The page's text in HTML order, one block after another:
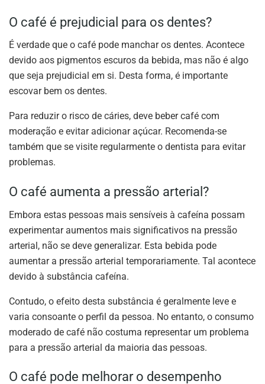
O café é prejudicial para os dentes?
É verdade que o café pode manchar os dentes. Acontece
devido aos pigmentos escuros da bebida, mas não é algo
que seja prejudicial em si. Desta forma, é importante
escovar bem os dentes.
Para reduzir o risco de cáries, deve beber café com
moderação e evitar adicionar açúcar. Recomenda-se
também que se visite regularmente o dentista para evitar
problemas.
O café aumenta a pressão arterial?
Embora estas pessoas mais sensíveis à cafeína possam
experimentar aumentos mais significativos na pressão
arterial, não se deve generalizar. Esta bebida pode
aumentar a pressão arterial temporariamente. Tal acontece
devido à substância cafeína.
Contudo, o efeito desta substância é geralmente leve e
varia consoante o perfil da pessoa. No entanto, o consumo
moderado de café não costuma representar um problema
para a pressão arterial da maioria das pessoas.
O café pode melhorar o desempenho